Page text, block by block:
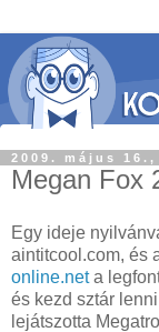
2009. május 16.,
Megan Fox
Egy ideje
aintitcool.com, és
online.neta
és kezd sztár
lejátszotta